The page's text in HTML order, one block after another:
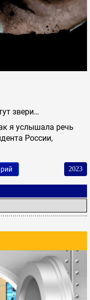
звери…
я услышала речь
России,
2023